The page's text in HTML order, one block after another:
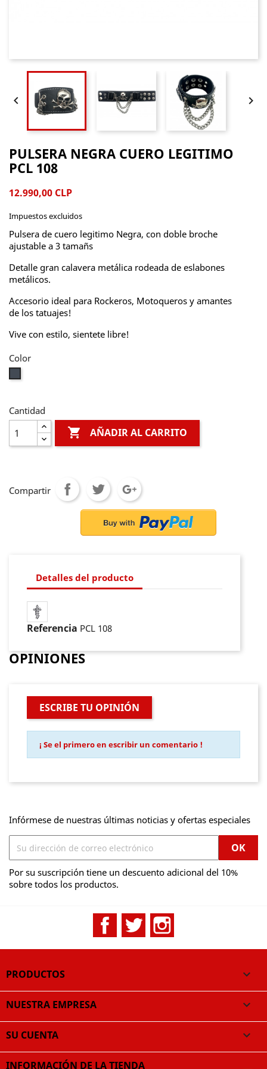
 
PULSERA NEGRA CUERO LEGITIMO
PCL 108
12.990,00 CLP
Impuestos excluidos
Pulsera de cuero legitimo Negra, con doble broche
ajustable a 3 tamañs
Detalle gran calavera metálica rodeada de eslabones
metálicos.
Accesorio ideal para Rockeros, Motoqueros y amantes
de los tatuajes!
Vive con estilo, sientete libre!
Color
Cantidad
 AÑADIR AL CARRITO
Compartir
Detalles del producto
Referencia PCL 108
OPINIONES
ESCRIBE TU OPINIÓN
¡ Se el primero en escribir un comentario !
Infórmese de nuestras últimas noticias y ofertas especiales
Por su suscripción tiene un descuento adicional del 10%
sobre todos los productos.
FacebookTwitter
PRODUCTOS 
NUESTRA EMPRESA 
SU CUENTA 
INFORMACIÓN DE LA TIENDA